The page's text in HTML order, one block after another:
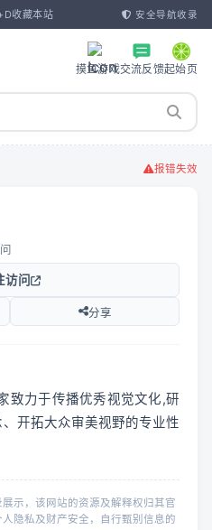
收藏本站 安全导航收录
摸鱼游戏交流反馈起始页
报错失效
访问
分享
致力于传播优秀视觉文化,研
开拓大众审美视野的专业性
示，该网站的资源及解释权归其官
隐私及财产安全，自行甄别信息的